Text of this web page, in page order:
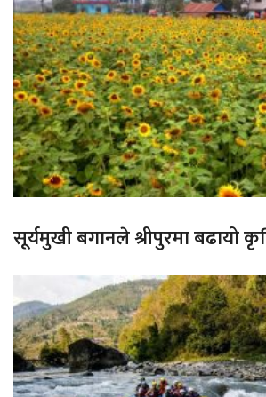
सूर्यमुखी बगानले श्रीपुरमा बढायो